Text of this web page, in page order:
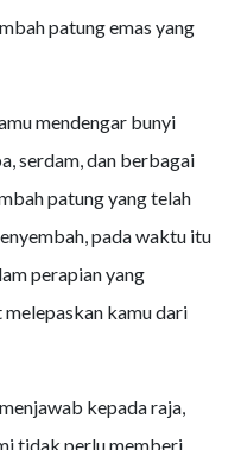
patung emas yang
mendengar bunyi
serdam, dan berbagai
patung yang telah
pada waktu itu
perapian yang
melepaskan kamu dari
kepada raja,
tidak perlu memberi